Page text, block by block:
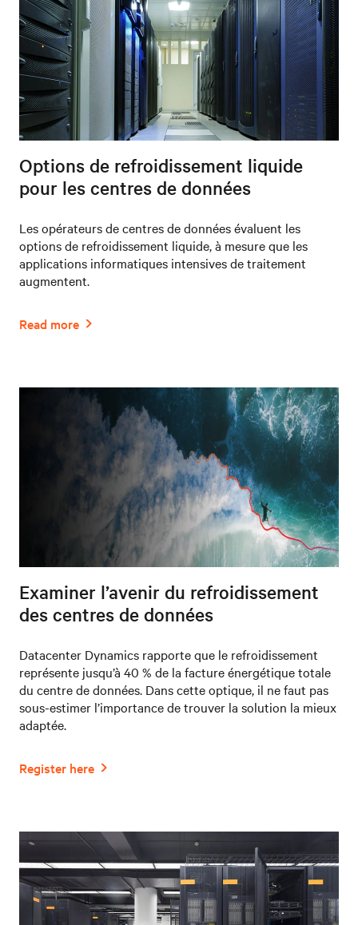
Options de refroidissement liquide
pour les centres de données
Les opérateurs de centres de données évaluent les
options de refroidissement liquide, à mesure que les
applications informatiques intensives de traitement
augmentent.
Examiner l’avenir du refroidissement
des centres de données
Datacenter Dynamics rapporte que le refroidissement
représente jusqu’à 40 % de la facture énergétique totale
du centre de données. Dans cette optique, il ne faut pas
sous-estimer l’importance de trouver la solution la mieux
adaptée.